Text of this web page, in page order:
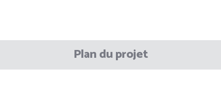
Plan du projet